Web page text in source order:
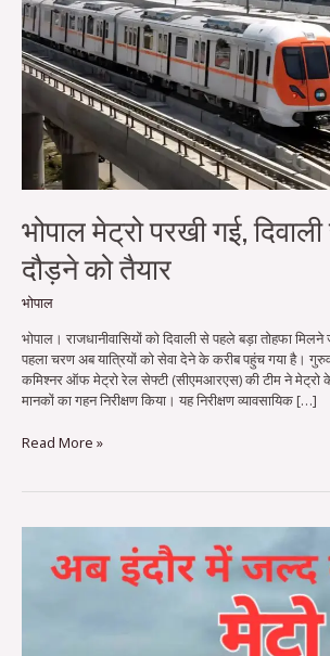
भोपाल मेट्रो परखी गई,
दौड़ने को तैयार
भोपाल
भोपाल। राजधानीवासियों को दिवाली से पहले बड़ा तोहफा
पहला चरण अब यात्रियों को सेवा देने के करीब पहुंच गया है।
कमिश्नर ऑफ मेट्रो रेल सेफ्टी (सीएमआरएस) की टीम ने
मानकों का गहन निरीक्षण किया। यह निरीक्षण व्यावसायिक […]
से
पहले
दौड़ने
को
तैयार
Read More »